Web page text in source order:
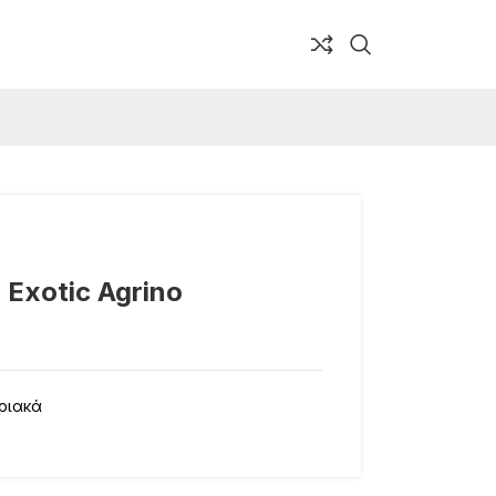
Exotic Agrino